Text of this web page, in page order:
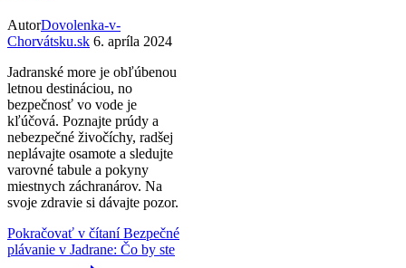
AutorDovolenka-v-
Chorvátsku.sk 6. apríla 2024
Jadranské more je obľúbenou
letnou destináciou, no
bezpečnosť vo vode je
kľúčová. Poznajte prúdy a
nebezpečné živočíchy, radšej
neplávajte osamote a sledujte
varovné tabule a pokyny
miestnych záchranárov. Na
svoje zdravie si dávajte pozor.
Pokračovať v čítaníBezpečné
plávanie v Jadrane: Čo by ste